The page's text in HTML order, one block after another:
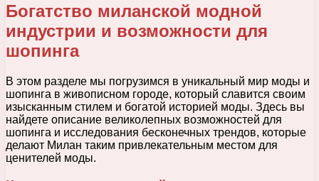
Богатство миланской модной
индустрии и возможности для
шопинга
В этом разделе мы погрузимся в уникальный мир моды и
шопинга в живописном городе, который славится своим
изысканным стилем и богатой историей моды. Здесь вы
найдете описание великолепных возможностей для
шопинга и исследования бесконечных трендов, которые
делают Милан таким привлекательным местом для
ценителей моды.